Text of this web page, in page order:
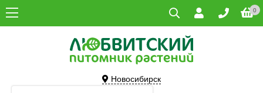
0
Новосибирск